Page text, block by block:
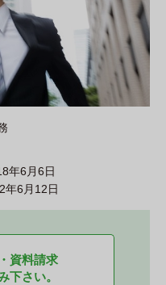
年6月6日
年6月12日
資料請求
下さい。